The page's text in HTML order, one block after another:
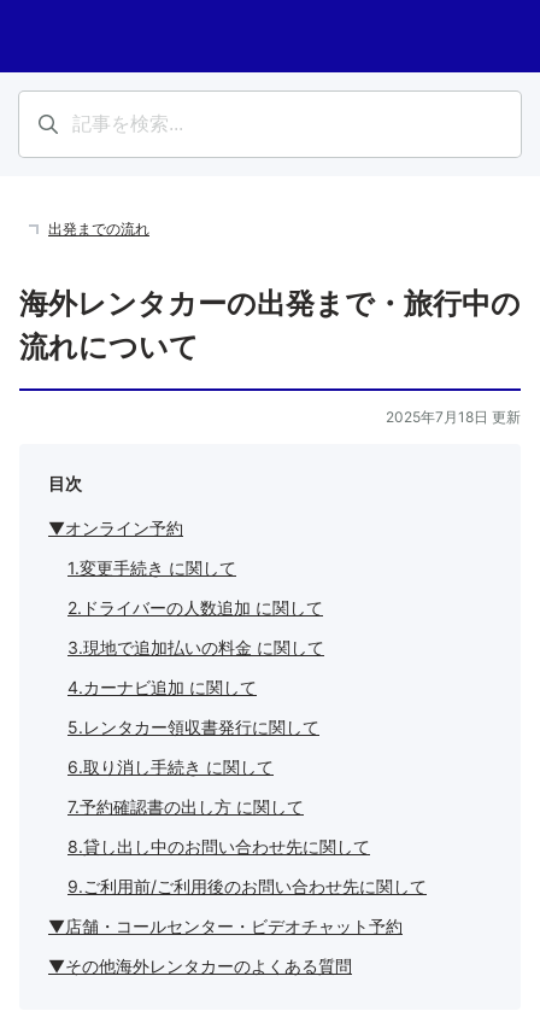
出発までの流れ
海外レンタカーの出発まで・旅行中の
流れについて
2025年7月18日 更新
目次
▼オンライン予約
1.変更手続き に関して
2.ドライバーの人数追加 に関して
3.現地で追加払いの料金 に関して
4.カーナビ追加 に関して
5.レンタカー領収書発行に関して
6.取り消し手続き に関して
7.予約確認書の出し方 に関して
8.貸し出し中のお問い合わせ先に関して
9.ご利用前/ご利用後のお問い合わせ先に関して
▼店舗・コールセンター・ビデオチャット予約
▼その他海外レンタカーのよくある質問